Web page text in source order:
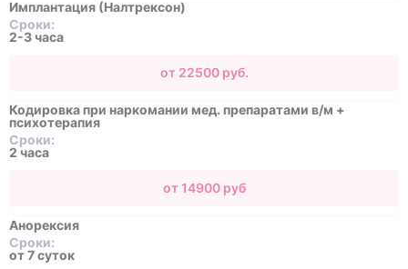
Имплантация (Налтрексон)
Сроки:
2-3 часа
от 22500 руб.
Кодировка при наркомании мед. препаратами в/м +
психотерапия
Сроки:
2 часа
от 14900 руб
Анорексия
Сроки:
от 7 суток